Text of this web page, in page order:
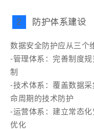
2 防护体系建设
数据安全防护应从三个
-管理体系：完善制度
制
-技术体系：覆盖数据
命周期的技术防护
-运营体系：建立常态
优化